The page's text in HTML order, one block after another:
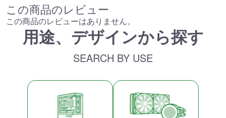
この商品のレビュー
この商品のレビューはありません。
用途、デザインから探す
SEARCH BY USE